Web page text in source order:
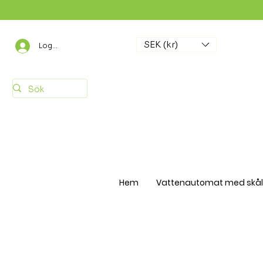
Logga in SEK (kr)
Hem Vattenautomat med skål